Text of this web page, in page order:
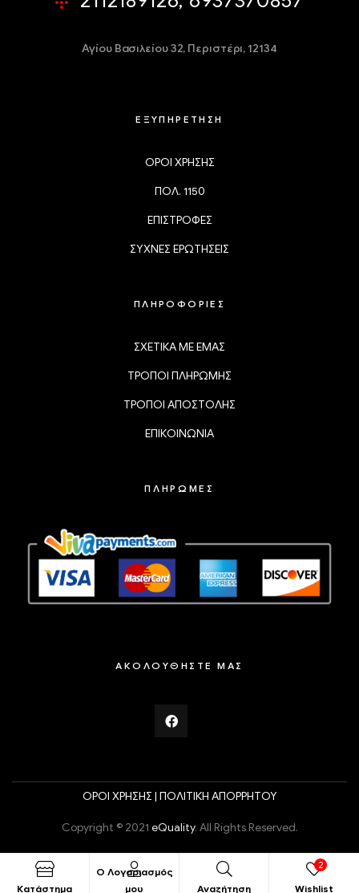
Αγίου Βασιλείου 32, Περιστέρι, 12134
ΕΞΥΠΗΡΕΤΗΣΗ
ΟΡΟΙ ΧΡΗΣΗΣ
ΠΟΛ. 1150
ΕΠΙΣΤΡΟΦΕΣ
ΣΥΧΝΕΣ ΕΡΩΤΗΣΕΙΣ
ΠΛΗΡΟΦΟΡΙΕΣ
ΣΧΕΤΙΚΑ ΜΕ ΕΜΑΣ
ΤΡΟΠΟΙ ΠΛΗΡΩΜΗΣ
ΤΡΟΠΟΙ ΑΠΟΣΤΟΛΗΣ
ΕΠΙΚΟΙΝΩΝΙΑ
ΠΛΗΡΩΜΕΣ
ΑΚΟΛΟΥΘΗΣΤΕ ΜΑΣ
ΟΡΟΙ ΧΡΗΣΗΣ | ΠΟΛΙΤΙΚΗ ΑΠΟΡΡΗΤΟΥ
Copyright © 2021 eQuality. All Rights Reserved.
Κατάστημα
Ο Λογαριασμός
μου
Αναζήτηση Wishlist
2